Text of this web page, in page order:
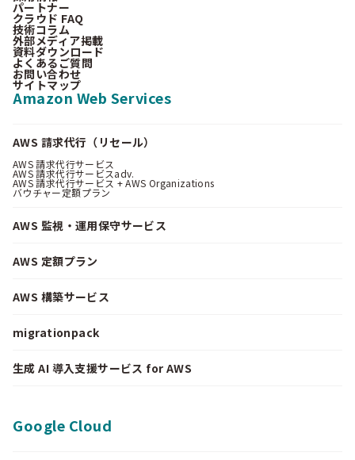
パートナー
クラウド FAQ
技術コラム
外部メディア掲載
資料ダウンロード
よくあるご質問
お問い合わせ
サイトマップ
Amazon Web Services
AWS 請求代行（リセール）
AWS 請求代行サービス
AWS 請求代行サービスadv.
AWS 請求代行サービス + AWS Organizations
バウチャー定額プラン
AWS 監視・運用保守サービス
AWS 定額プラン
AWS 構築サービス
migrationpack
生成 AI 導入支援サービス for AWS
Google Cloud